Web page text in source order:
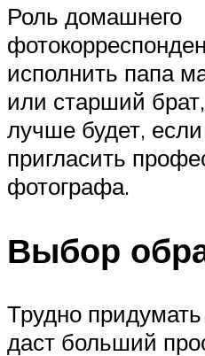
Роль домашнего
исполнить папа
или старший
лучше будет,
пригласить
фотографа.
Выбор
Трудно
даст больший